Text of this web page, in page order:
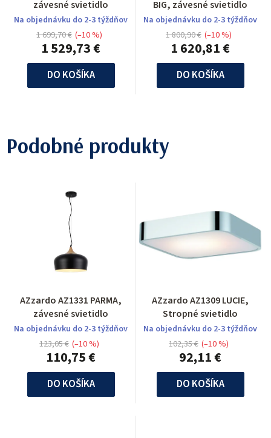
závesné svietidlo
Na objednávku do 2-3 týždňov
1 529,73 €
1 699,70 € (–10 %)
DO KOŠÍKA
BIG, závesné svietidlo
Na objednávku do 2-3 týždňov
1 620,81 €
1 800,90 € (–10 %)
DO KOŠÍKA
Podobné produkty
AZzardo AZ1331 PARMA,
závesné svietidlo
Na objednávku do 2-3 týždňov
110,75 €
123,05 € (–10 %)
DO KOŠÍKA
AZzardo AZ1309 LUCIE,
Stropné svietidlo
Na objednávku do 2-3 týždňov
92,11 €
102,35 € (–10 %)
DO KOŠÍKA